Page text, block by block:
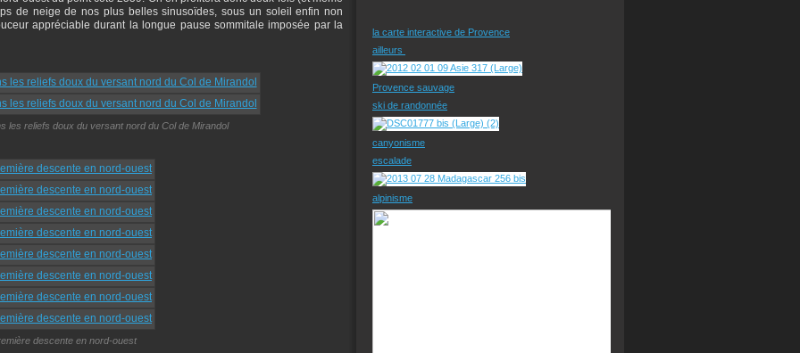
de neige de nos plus belles sinusoïdes, sous un soleil enfin non
appréciable durant la longue pause sommitale imposée par la
les reliefs doux du versant nord du Col de Mirandol
descente en nord-ouest
la carte interactive de Provence
ailleurs
Provence sauvage
ski de randonnée
canyonisme
escalade
alpinisme